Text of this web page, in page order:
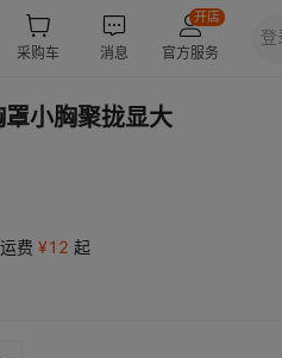
小胸聚拢显大
运费 ¥12 起